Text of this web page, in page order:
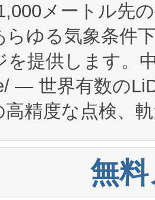
の費用負担を大
大幅に拡大する
Continuous
は、施設設計・
移転および知的
ニングカリキュ
用化段階におけ
び立ち上げ調整
平）と、エンタ
は、日本にあ
貯蔵システム（
自のAI搭載プラ
入、運用に至る
し、確保する事
データセンター
きな負担をかけ
メートル先
らゆる気象条件
を提供します。
— 世界有数の
精度な点検、
けるバルク材
「Avia 2」を発
、1,000メート
無